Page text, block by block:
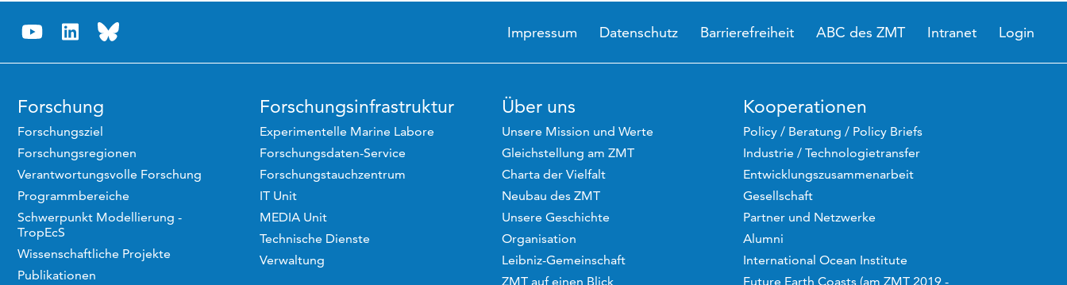
Impressum Datenschutz Barrierefreiheit ABC des ZMT Intranet Login
Forschung
Forschungsziel
Forschungsregionen
Verantwortungsvolle Forschung
Programmbereiche
Schwerpunkt Modellierung -
TropEcS
Wissenschaftliche Projekte
Publikationen
Forschungsinfrastruktur
Experimentelle Marine Labore
Forschungsdaten-Service
Forschungstauchzentrum
IT Unit
MEDIA Unit
Technische Dienste
Verwaltung
Über uns
Unsere Mission und Werte
Gleichstellung am ZMT
Charta der Vielfalt
Neubau des ZMT
Unsere Geschichte
Organisation
Leibniz-Gemeinschaft
ZMT auf einen Blick
Kooperationen
Policy / Beratung / Policy Briefs
Industrie / Technologietransfer
Entwicklungszusammenarbeit
Gesellschaft
Partner und Netzwerke
Alumni
International Ocean Institute
Future Earth Coasts (am ZMT 2019 -